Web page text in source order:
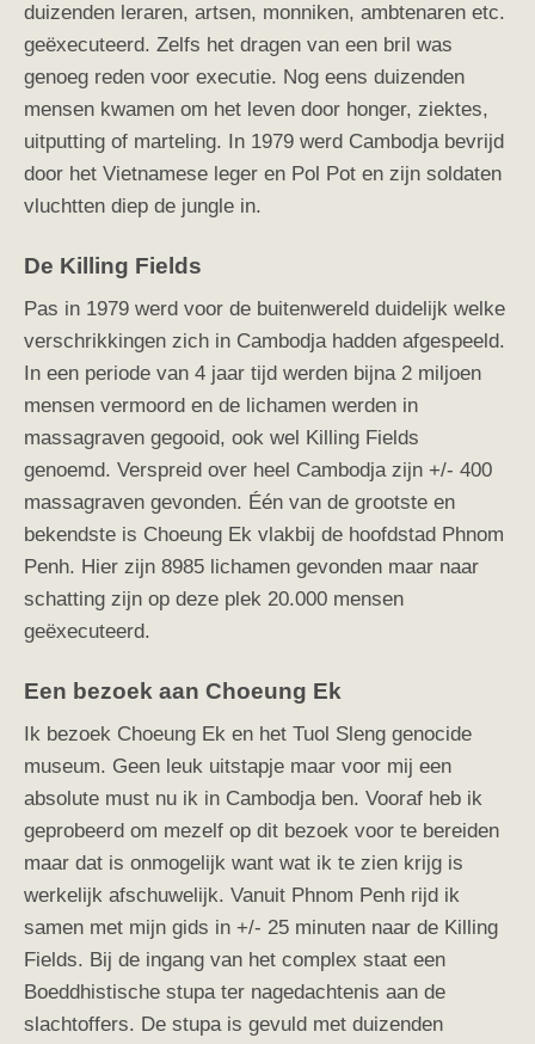
duizenden leraren, artsen, monniken, ambtenaren etc.
geëxecuteerd. Zelfs het dragen van een bril was
genoeg reden voor executie. Nog eens duizenden
mensen kwamen om het leven door honger, ziektes,
uitputting of marteling. In 1979 werd Cambodja bevrijd
door het Vietnamese leger en Pol Pot en zijn soldaten
vluchtten diep de jungle in.
De Killing Fields
Pas in 1979 werd voor de buitenwereld duidelijk welke
verschrikkingen zich in Cambodja hadden afgespeeld.
In een periode van 4 jaar tijd werden bijna 2 miljoen
mensen vermoord en de lichamen werden in
massagraven gegooid, ook wel Killing Fields
genoemd. Verspreid over heel Cambodja zijn +/- 400
massagraven gevonden. Één van de grootste en
bekendste is Choeung Ek vlakbij de hoofdstad Phnom
Penh. Hier zijn 8985 lichamen gevonden maar naar
schatting zijn op deze plek 20.000 mensen
geëxecuteerd.
Een bezoek aan Choeung Ek
Ik bezoek Choeung Ek en het Tuol Sleng genocide
museum. Geen leuk uitstapje maar voor mij een
absolute must nu ik in Cambodja ben. Vooraf heb ik
geprobeerd om mezelf op dit bezoek voor te bereiden
maar dat is onmogelijk want wat ik te zien krijg is
werkelijk afschuwelijk. Vanuit Phnom Penh rijd ik
samen met mijn gids in +/- 25 minuten naar de Killing
Fields. Bij de ingang van het complex staat een
Boeddhistische stupa ter nagedachtenis aan de
slachtoffers. De stupa is gevuld met duizenden